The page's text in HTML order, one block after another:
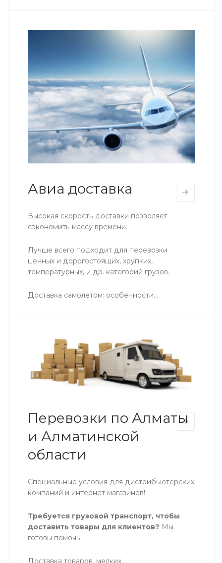
Авиа доставка
Высокая скорость доставки позволяет
сэкономить массу времени.
Лучше всего подходит для перевозки
ценных и дорогостоящих, хрупких,
температурных, и др. категорий грузов.
Доставка самолетом: особенности...
Перевозки по Алматы
и Алматинской
области
Специальные условия для дистрибьютерских
компаний и интернет магазинов!
Требуется грузовой транспорт, чтобы
доставить товары для клиентов? Мы
готовы помочь!
Доставка товаров, мелких...